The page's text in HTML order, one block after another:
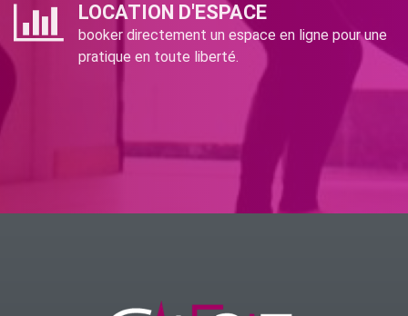
LOCATION D'ESPACE
booker directement un espace en ligne pour une
pratique en toute liberté.